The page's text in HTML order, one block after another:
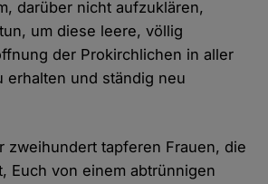
darüber nicht aufzuklären,
um diese leere, völlig
der Prokirchlichen in aller
erhalten und ständig neu
zweihundert tapferen Frauen, die
Euch von einem abtrünnigen